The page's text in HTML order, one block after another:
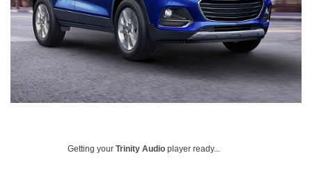
Getting your Trinity Audio player ready...